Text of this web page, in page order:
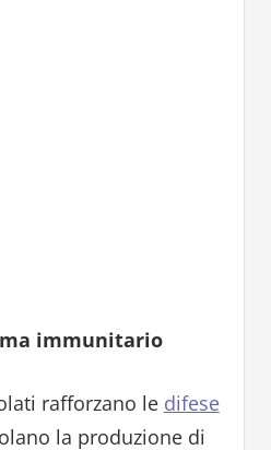
immunitario
rafforzano le difese
la produzione di